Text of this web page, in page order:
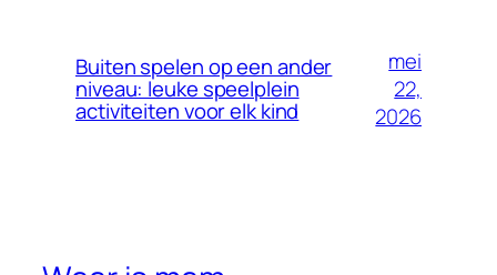
Buiten spelen op een ander
niveau: leuke speelplein
activiteiten voor elk kind
mei
22,
2026